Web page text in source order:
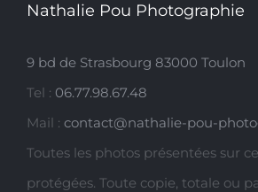
Nathalie Pou Photographie
9 bd de Strasbourg 83000 Toulon
Tel : 06.77.98.67.48
Mail : contact@nathalie-pou-
Toutes les photos présentées sur
protégées. Toute copie, totale ou